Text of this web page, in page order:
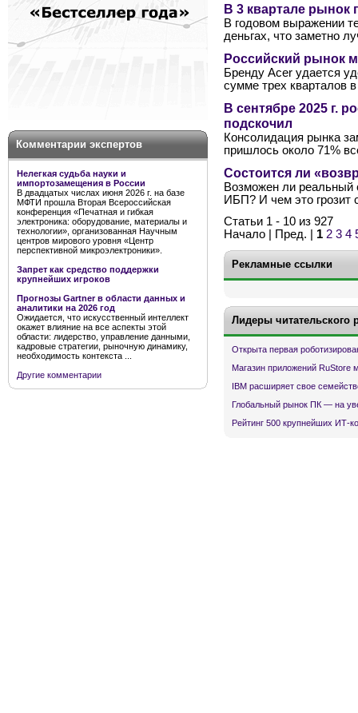
Комментарии экспертов
Нелегкая судьба науки и
импортозамещения в России
В двадцатых числах июня 2026 г. на базе
МФТИ прошла Вторая Всероссийская
конференция «Печатная и гибкая
электроника: оборудование, материалы и
технологии», организованная Научным
центров мирового уровня «Центр
перспективной микроэлектроники».
Запрет как средство поддержки
крупнейших игроков
Прогнозы Gartner в области данных и
аналитики на 2026 год
Ожидается, что искусственный интеллект
окажет влияние на все аспекты этой
области: лидерство, управление данными,
кадровые стратегии, рыночную динамику,
необходимость контекста ...
Другие комментарии
В 3 квартале рынок
В годовом выражении
деньгах, что заметно
Российский рынок
Бренду Acer удается
сумме трех кварталов
В сентябре 2025 г.
подскочил
Консолидация рынка
пришлось около 71%
Состоится ли
Возможен ли
ИБП? И чем это грозит
Статьи 1 - 10 из 927
Начало | Пред. | 1 2 3 4
Рекламные ссылки
Лидеры читательского
Открыта первая
Магазин приложений RuStore
IBM расширяет свое
Глобальный рынок ПК — на
Рейтинг 500 крупнейших ИТ-